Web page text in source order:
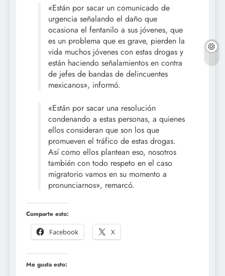
«Están por sacar un comunicado de
urgencia señalando el daño que
ocasiona el fentanilo a sus jóvenes, que
es un problema que es grave, pierden la
vida muchos jóvenes con estas drogas y
están haciendo señalamientos en contra
de jefes de bandas de delincuentes
mexicanos», informó.
«Están por sacar una resolución
condenando a estas personas, a quienes
ellos consideran que son los que
promueven el tráfico de estas drogas.
Así como ellos plantean eso, nosotros
también con todo respeto en el caso
migratorio vamos en su momento a
pronunciarnos», remarcó.
Comparte esto:
Facebook
X
Me gusta esto: